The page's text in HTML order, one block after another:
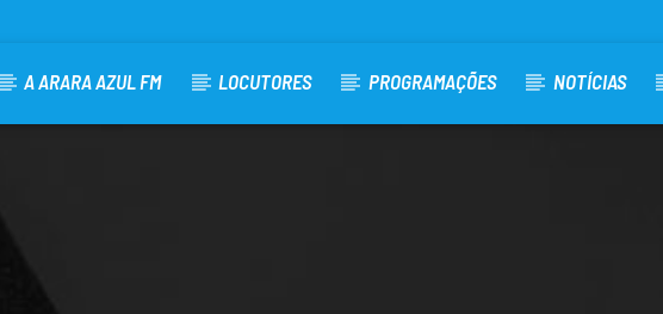
A ARARA AZUL FM LOCUTORES PROGRAMAÇÕES NOTÍCIAS